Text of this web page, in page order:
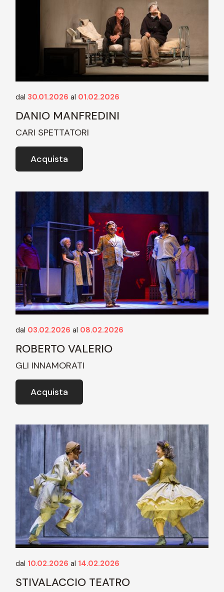
dal 30.01.2026 al 01.02.2026
DANIO MANFREDINI
CARI SPETTATORI
Acquista
dal 03.02.2026 al 08.02.2026
ROBERTO VALERIO
GLI INNAMORATI
Acquista
dal 10.02.2026 al 14.02.2026
STIVALACCIO TEATRO